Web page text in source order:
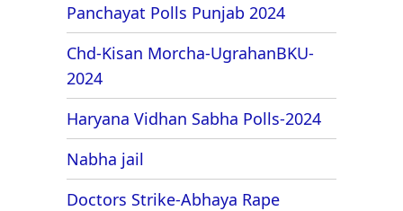
Panchayat Polls Punjab 2024
Chd-Kisan Morcha-UgrahanBKU-
2024
Haryana Vidhan Sabha Polls-2024
Nabha jail
Doctors Strike-Abhaya Rape